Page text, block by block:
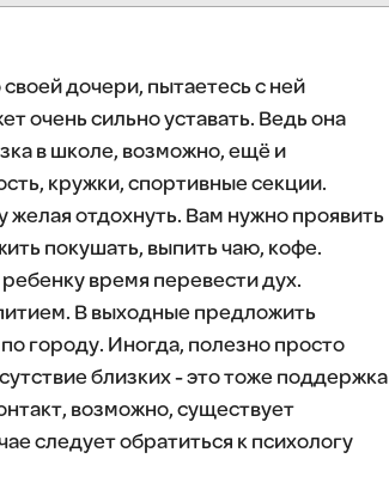
дочери, пытаетесь с ней
очень сильно уставать. Ведь она
в школе, возможно, ещё и
кружки, спортивные секции.
желая отдохнуть. Вам нужно проявить
покушать, выпить чаю, кофе.
время перевести дух.
В выходные предложить
городу. Иногда, полезно просто
близких - это тоже поддержка
возможно, существует
следует обратиться к психологу